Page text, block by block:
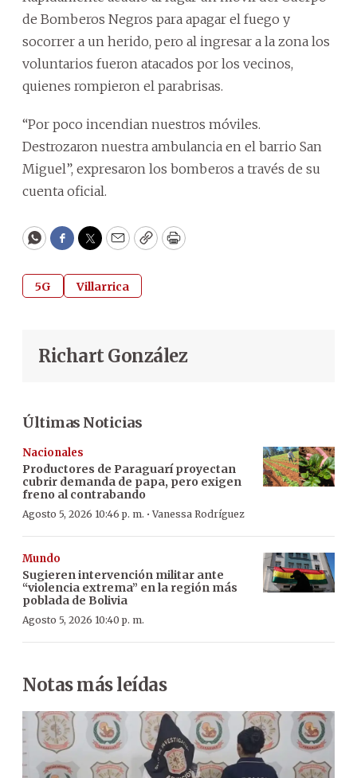
de Bomberos Negros para apagar el fuego y
socorrer a un herido, pero al ingresar a la zona los
voluntarios fueron atacados por los vecinos,
quienes rompieron el parabrisas.
“Por poco incendian nuestros móviles.
Destrozaron nuestra ambulancia en el barrio San
Miguel”, expresaron los bomberos a través de su
cuenta oficial.
WhatsApp
Facebook
Twitter
EmailCopyPrint
5G Villarrica
Richart González
Últimas Noticias
Nacionales
Productores de Paraguarí proyectan
cubrir demanda de papa, pero exigen
freno al contrabando
Agosto 5, 2026 10:46 p. m. ·Vanessa Rodríguez
Mundo
Sugieren intervención militar ante
“violencia extrema” en la región más
poblada de Bolivia
Agosto 5, 2026 10:40 p. m.
Notas más leídas